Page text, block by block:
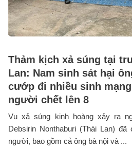
Thảm kịch xả súng tại
Lan: Nam sinh sát hại
cướp đi nhiều sinh
người chết lên 8
Vụ xả súng kinh hoàng xảy ra
Debsirin Nonthaburi (Thái Lan)
người, bao gồm cả ông bà nội và ...